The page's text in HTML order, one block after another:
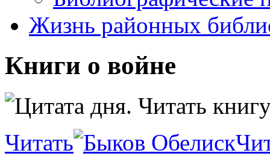
Жизнь районных
Книги о войне
Читать